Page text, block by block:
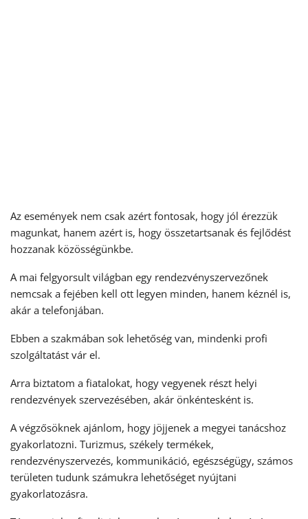
Az események nem csak azért fontosak, hogy jól érezzük
magunkat, hanem azért is, hogy összetartsanak és fejlődést
hozzanak közösségünkbe.
A mai felgyorsult világban egy rendezvényszervezőnek
nemcsak a fejében kell ott legyen minden, hanem kéznél is,
akár a telefonjában.
Ebben a szakmában sok lehetőség van, mindenki profi
szolgáltatást vár el.
Arra biztatom a fiatalokat, hogy vegyenek részt helyi
rendezvények szervezésében, akár önkéntesként is.
A végzősöknek ajánlom, hogy jöjjenek a megyei tanácshoz
gyakorlatozni. Turizmus, székely termékek,
rendezvényszervezés, kommunikáció, egészségügy, számos
területen tudunk számukra lehetőséget nyújtani
gyakorlatozásra.